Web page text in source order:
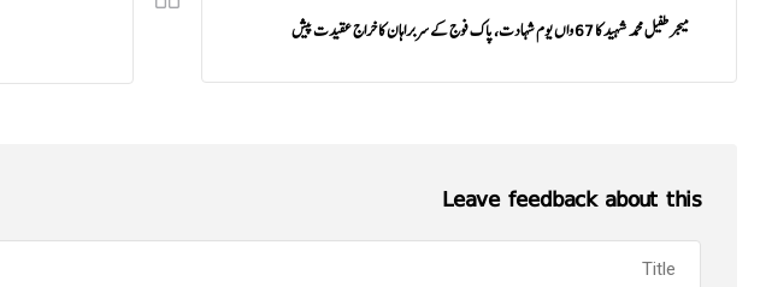
میجر طفیل محمد شہید کا 67 واں یوم شہادت، پاک فوج کے سربراہان کا خراج عقیدت پیش
Leave feedback about this